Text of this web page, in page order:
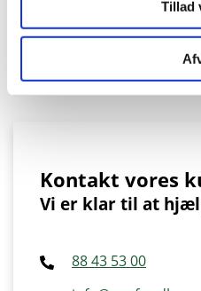
Tillad
Læs nyhed
Kontakt vores
Vi er klar til at
88 43 53 00